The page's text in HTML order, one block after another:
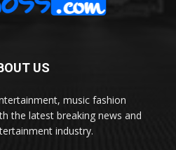
US
music fashion
the latest breaking news and
industry.